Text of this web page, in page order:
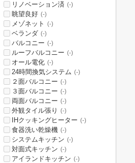
リノベーション済 (-)
眺望良好 (-)
メゾネット (-)
ベランダ (-)
バルコニー (-)
ルーフバルコニー (-)
オール電化 (-)
24時間換気システム (-)
２面バルコニー (-)
３面バルコニー (-)
両面バルコニー (-)
外観タイル張り (-)
IHクッキングヒーター (-)
食器洗い乾燥機 (-)
システムキッチン (-)
対面式キッチン (-)
アイランドキッチン (-)